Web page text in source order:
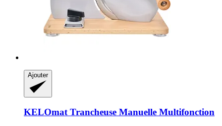
Ajouter
KELOmat Trancheuse Manuelle Multifonction